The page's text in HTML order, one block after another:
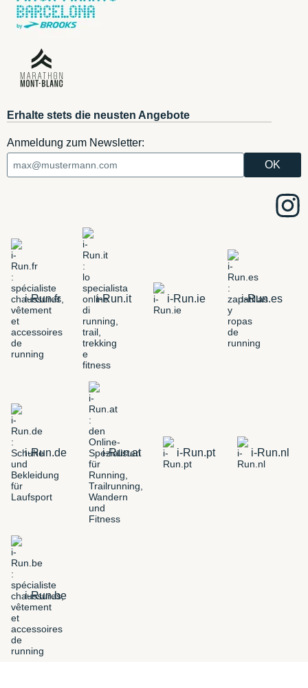
Erhalte stets die neusten Angebote
Anmeldung zum Newsletter:
i-Run.fr i-Run.it i-Run.ie i-Run.es
i-Run.de i-Run.at i-Run.pt i-Run.nl
i-Run.be